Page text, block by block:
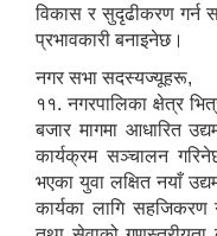
विकास र सुदृढीकरण गर्न
प्रभावकारी बनाइनेछ।
नगर सभा सदस्यज्यूहरू,
११. नगरपालिका क्षेत्र
बजार मागमा आधारित
कार्यक्रम सञ्चालन
भएका युवा लक्षित नयाँ
कार्यका लागि सहजिकरण